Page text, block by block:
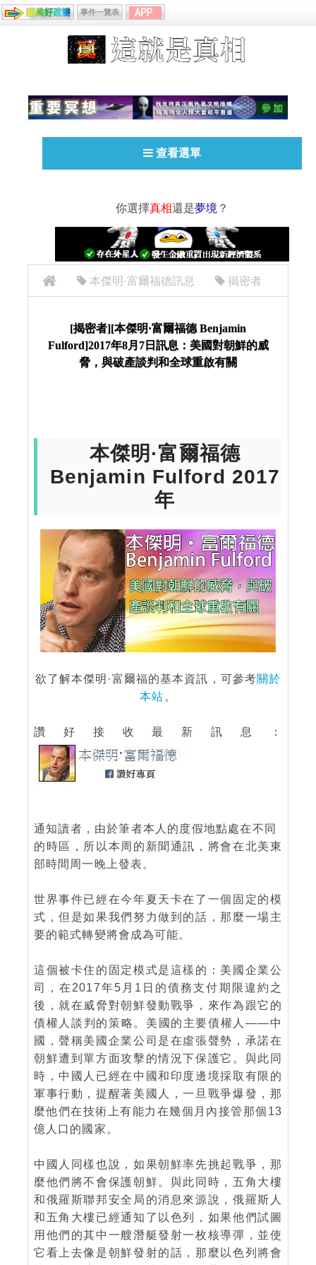
事件一覽表
查看選單
你選擇真相還是夢境 ？
本傑明·富爾福德訊息 揭密者
年8月7日訊息：美國對朝鮮的威脅，與破產談判和全
球重啟有關
[揭密者][本傑明·富爾福德 Benjamin
Fulford]2017年8月7日訊息：美國對朝鮮的威
脅，與破產談判和全球重啟有關
本傑明·富爾福德
Benjamin Fulford 2017
年
欲了解本傑明·富爾福的基本資訊，可參考關於
本站 。
讚好接收最新訊息：
通知讀者，由於筆者本人的度假地點處在不同
的時區，所以本周的新聞通訊，將會在北美東
部時間周一晚上發表。
世界事件已經在今年夏天卡在了一個固定的模
式，但是如果我們努力做到的話，那麼一場主
要的範式轉變將會成為可能。
這個被卡住的固定模式是這樣的：美國企業公
司，在2017年5月1日的債務支付期限違約之
後，就在威脅對朝鮮發動戰爭，來作為跟它的
債權人談判的策略。美國的主要債權人——中
國，聲稱美國企業公司是在虛張聲勢，承諾在
朝鮮遭到單方面攻擊的情況下保護它。與此同
時，中國人已經在中國和印度邊境採取有限的
軍事行動，提醒著美國人，一旦戰爭爆發，那
麼他們在技術上有能力在幾個月內接管那個13
億人口的國家。
中國人同樣也說，如果朝鮮率先挑起戰爭，那
麼他們將不會保護朝鮮。與此同時，五角大樓
和俄羅斯聯邦安全局的消息來源說，俄羅斯人
和五角大樓已經通知了以色列，如果他們試圖
用他們的其中一艘潛艇發射一枚核導彈，並使
它看上去像是朝鮮發射的話，那麼以色列將會